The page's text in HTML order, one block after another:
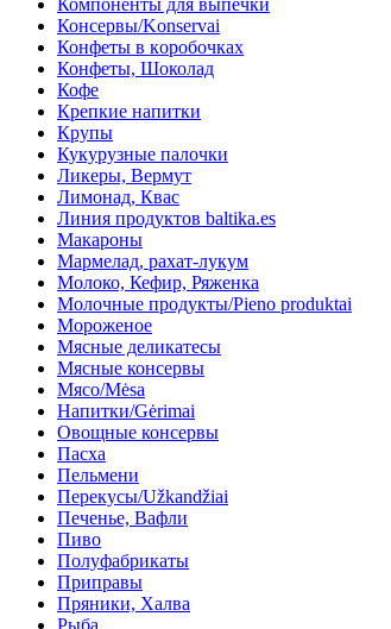
Компоненты для выпечки
Консервы/Konservai
Конфеты в кoробочках
Конфеты, Шоколад
Кофе
Крепкие напитки
Крупы
Кукурузные палочки
Ликеры, Вермут
Лимонад, Квас
Линия продуктов baltika.es
Макароны
Мармелад, рахат-лукум
Молоко, Кефир, Ряженка
Молочные продукты/Pieno produktai
Мороженое
Мясные деликатесы
Мясные консервы
Мясо/Mėsa
Напитки/Gėrimai
Овощные консервы
Пасха
Пельмени
Перекусы/Užkandžiai
Печенье, Вафли
Пиво
Полуфабрикаты
Приправы
Пряники, Халва
Рыба